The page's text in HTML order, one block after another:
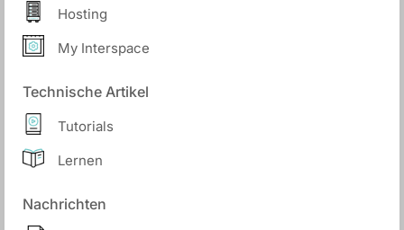
Hosting
My Interspace
Technische Artikel
Tutorials
Lernen
Nachrichten